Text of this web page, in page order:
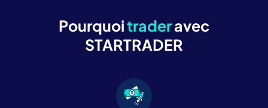
Pourquoitraderavec
STARTRADER